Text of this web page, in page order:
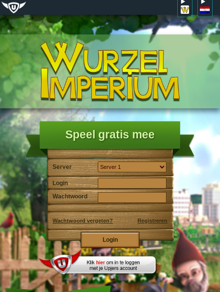
Speel gratis mee
Server
Login
Wachtwoord
Wachtwoord vergeten? Registreren